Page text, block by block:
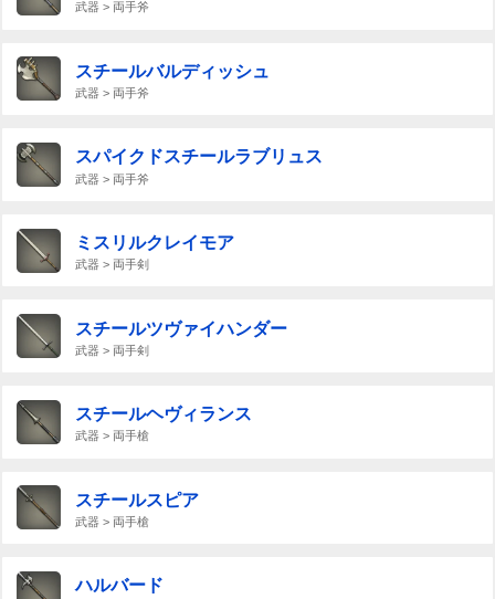
武器 > 両手斧
スチールバルディッシュ
武器 > 両手斧
スパイクドスチールラブリュス
武器 > 両手斧
ミスリルクレイモア
武器 > 両手剣
スチールツヴァイハンダー
武器 > 両手剣
スチールヘヴィランス
武器 > 両手槍
スチールスピア
武器 > 両手槍
ハルバード